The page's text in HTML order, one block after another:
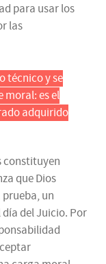
para usar los
las
técnico y se
moral: es el
adquirido
constituyen
que Dios
un
del Juicio. Por